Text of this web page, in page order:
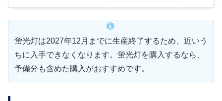
蛍光灯は2027年12月までに生産終了するため、近いう
ちに入手できなくなります。蛍光灯を購入するなら、
予備分も含めた購入がおすすめです。